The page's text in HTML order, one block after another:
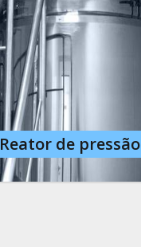
Reator de pressão